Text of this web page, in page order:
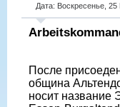
Дата: Воскресенье,
После
община
носит название